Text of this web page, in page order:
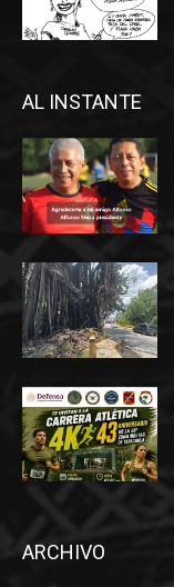
AL INSTANTE
ARCHIVO